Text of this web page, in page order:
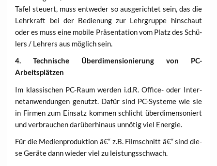
Tafel steu­ert, muss ent­we­der so aus­ge­rich­tet sein, das die
Lehr­kraft bei der Bedie­nung zur Lehr­grup­pe hin­schaut
oder es muss eine mobi­le Prä­sen­ta­ti­on vom Platz des Schü­
lers / Leh­rers aus mög­lich sein.
4. Tech­ni­sche Über­di­men­sio­nie­rung von PC-
Arbeitsplätzen
Im klas­si­schen PC-Raum wer­den i.d.R. Office- oder Inter­
net­an­wen­dun­gen genutzt. Dafür sind PC-Sys­te­me wie sie
in Fir­men zum Ein­satz kom­men schlicht über­di­men­so­niert
und ver­brau­chen dar­über­hin­aus unnö­tig viel Energie.
Für die Medi­en­pro­duk­ti­on â€“ z.B. Film­schnitt â€“ sind die­
se Gerä­te dann wie­der viel zu leistungsschwach.